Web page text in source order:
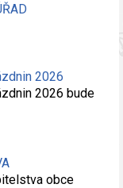
2026
2026 bude
obce